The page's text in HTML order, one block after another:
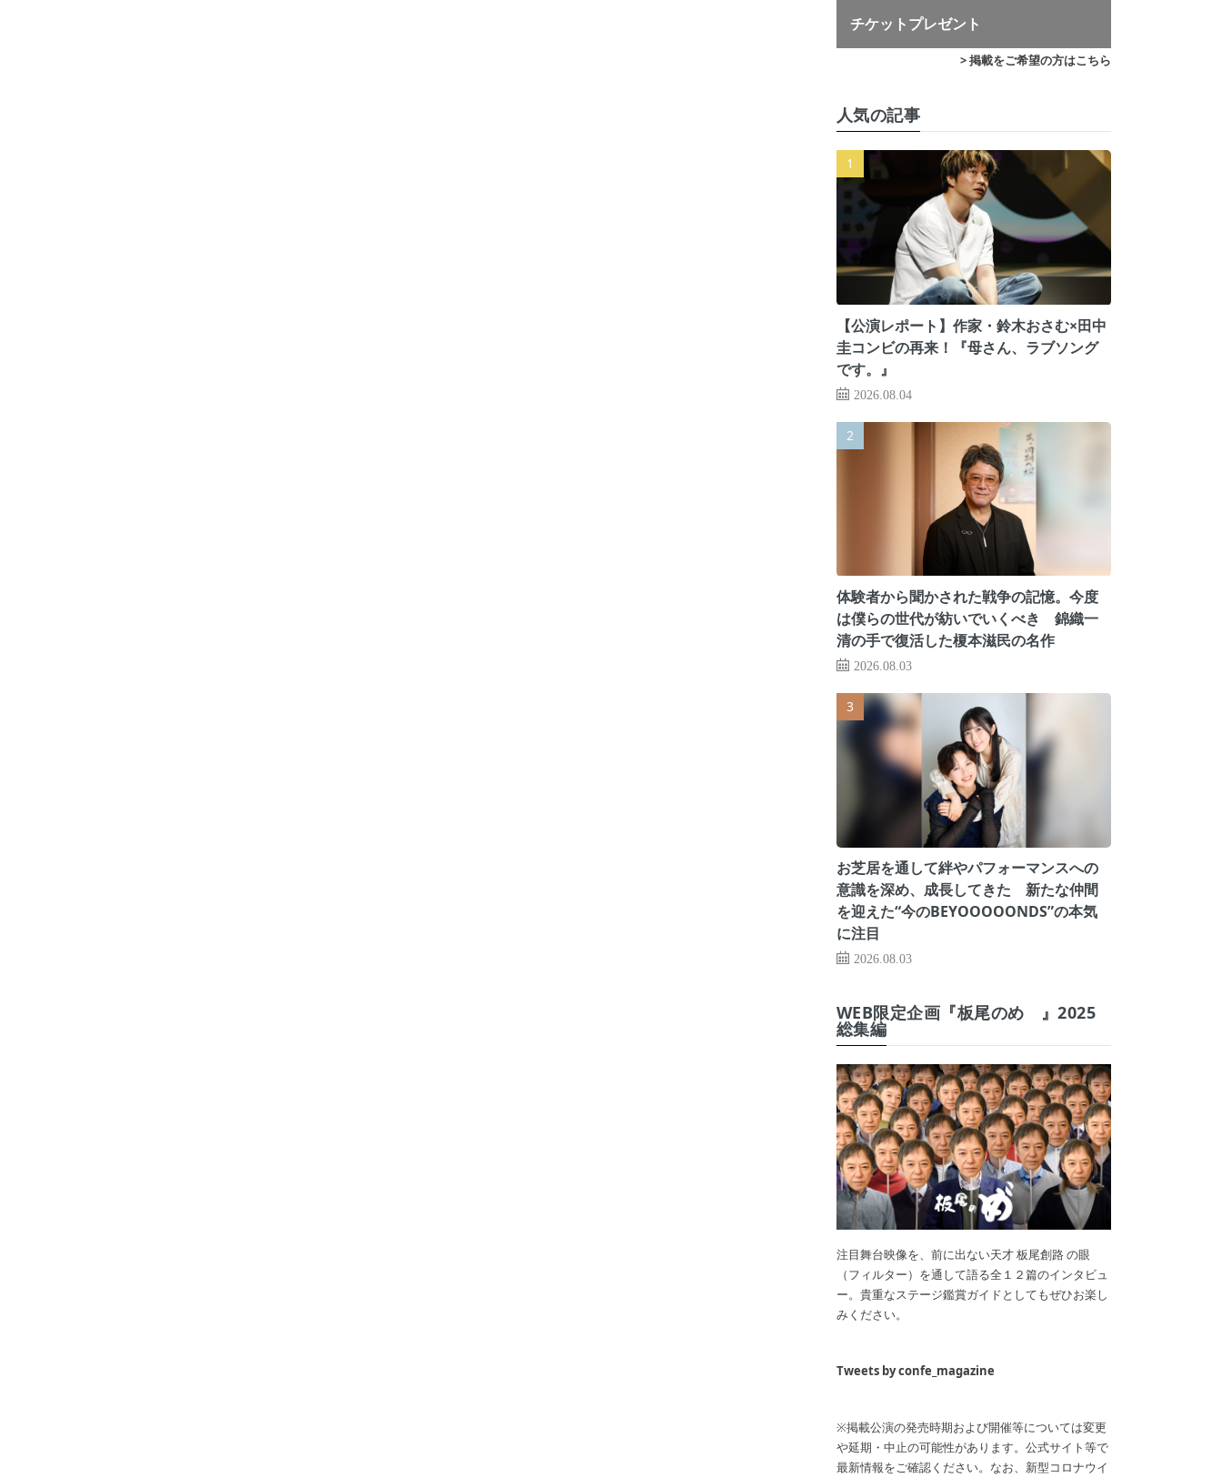
チケットプレゼント
> 掲載をご希望の方はこちら
人気の記事
【公演レポート】作家・鈴木おさむ×田中
圭コンビの再来！『母さん、ラブソング
です。』
2026.08.04
体験者から聞かされた戦争の記憶。今度
は僕らの世代が紡いでいくべき 錦織一
清の手で復活した榎本滋民の名作
2026.08.03
お芝居を通して絆やパフォーマンスへの
意識を深め、成長してきた 新たな仲間
を迎えた“今のBEYOOOOONDS”の本気
に注目
2026.08.03
WEB限定企画『板尾のめ゙』2025
総集編
注目舞台映像を、前に出ない天才 板尾創路 の眼
（フィルター）を通して語る全１２篇のインタビュ
ー。貴重なステージ鑑賞ガイドとしてもぜひお楽し
みください。
Tweets by confe_magazine
※掲載公演の発売時期および開催等については変更
や延期・中止の可能性があります。公式サイト等で
最新情報をご確認ください。なお、新型コロナウイ